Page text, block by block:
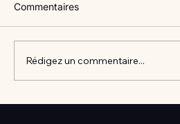
Commentaires
Rédigez un commentaire...